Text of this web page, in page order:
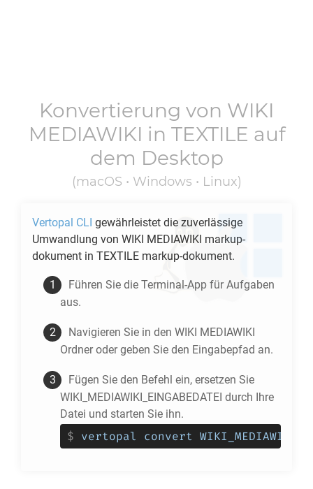
Konvertierung von WIKI
MEDIAWIKI in TEXTILE auf
dem Desktop
(macOS • Windows • Linux)
Vertopal CLI gewährleistet die zuverlässige
Umwandlung von WIKI MEDIAWIKI markup-
dokument in TEXTILE markup-dokument.
Führen Sie die Terminal-App für Aufgaben
aus.
Navigieren Sie in den WIKI MEDIAWIKI
Ordner oder geben Sie den Eingabepfad an.
Fügen Sie den Befehl ein, ersetzen Sie
WIKI_MEDIAWIKI_EINGABEDATEI durch Ihre
Datei und starten Sie ihn.
$ vertopal convert